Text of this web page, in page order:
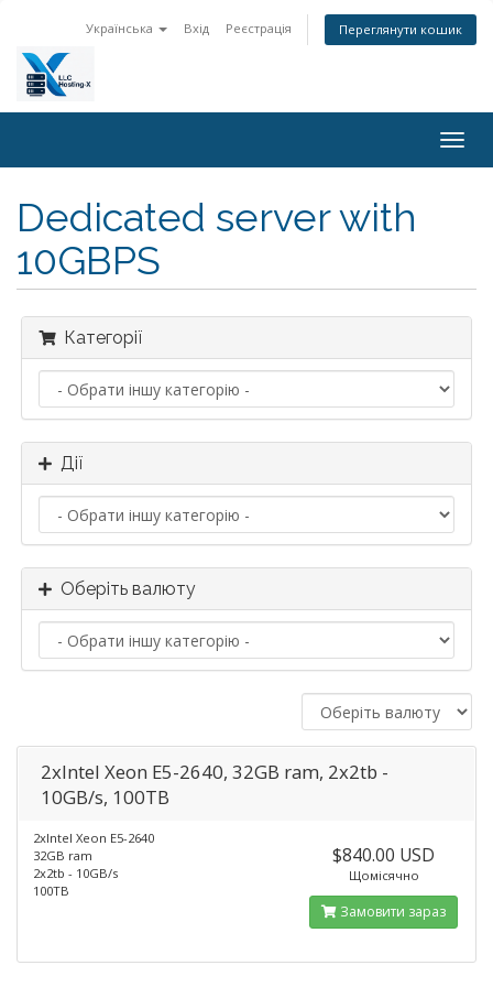
Українська Вхід Реєстрація Переглянути кошик
Dedicated server with
10GBPS
Категорії
Дії
Оберіть валюту
2xIntel Xeon E5-2640, 32GB ram, 2x2tb -
10GB/s, 100TB
2xIntel Xeon E5-2640
32GB ram
2x2tb - 10GB/s
100TB
$840.00 USD
Щомісячно
Замовити зараз